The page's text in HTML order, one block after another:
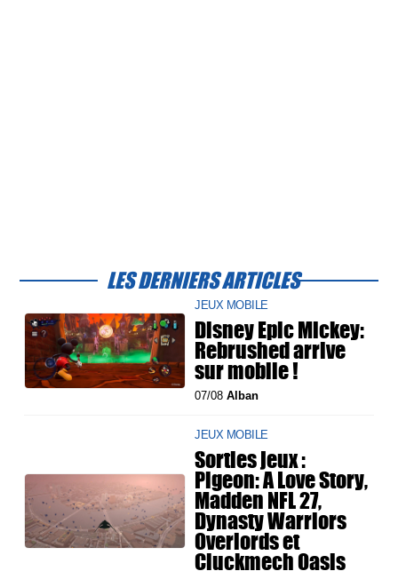
LES DERNIERS ARTICLES
JEUX MOBILE
Disney Epic Mickey:
Rebrushed arrive
sur mobile !
07/08Alban
JEUX MOBILE
Sorties jeux :
Pigeon: A Love Story,
Madden NFL 27,
Dynasty Warriors
Overlords et
Cluckmech Oasis